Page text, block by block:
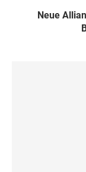
Neue